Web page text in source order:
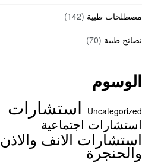
مصطلحات طبية (142)
نصائح طبية (70)
الوسوم
Uncategorized استشارات
استشارات اجتماعية
استشارات الانف والاذن
والحنجرة